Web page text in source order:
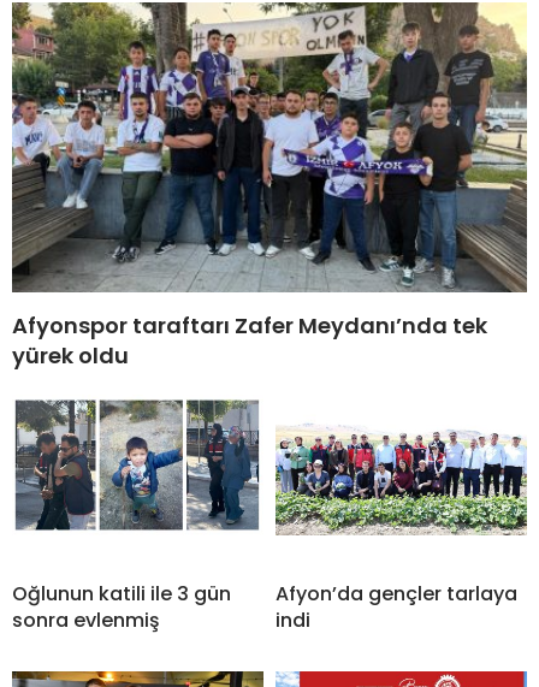
Afyonspor taraftarı Zafer Meydanı’nda tek
yürek oldu
Oğlunun katili ile 3 gün
sonra evlenmiş
Afyon’da gençler tarlaya
indi